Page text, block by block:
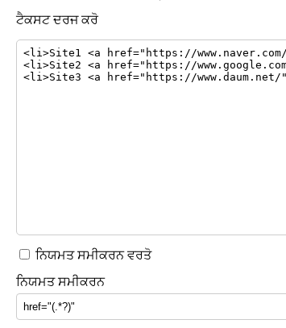
ਟੈਕਸਟ ਦਰਜ ਕਰੋ
ਨਿਯਮਤ ਸਮੀਕਰਨ ਵਰਤੋ
ਨਿਯਮਤ ਸਮੀਕਰਨ